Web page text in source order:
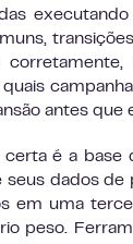
antes que
é a base
seus dados
em uma
peso.